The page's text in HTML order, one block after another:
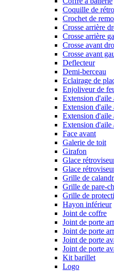
Coquille de
Crochet de
Crosse arrière
Crosse arrière
Crosse avant
Crosse avant
Deflecteur
Demi-berceau
Eclairage de
Enjoliveur de
Extension d'aile
Extension d'aile
Extension d'aile
Extension d'aile
Face avant
Galerie de toit
Girafon
Glace
Glace
Grille de
Grille de pare-
Grille de
Hayon inférieur
Joint de coffre
Joint de porte
Joint de porte
Joint de porte
Joint de porte
Kit barillet
Logo